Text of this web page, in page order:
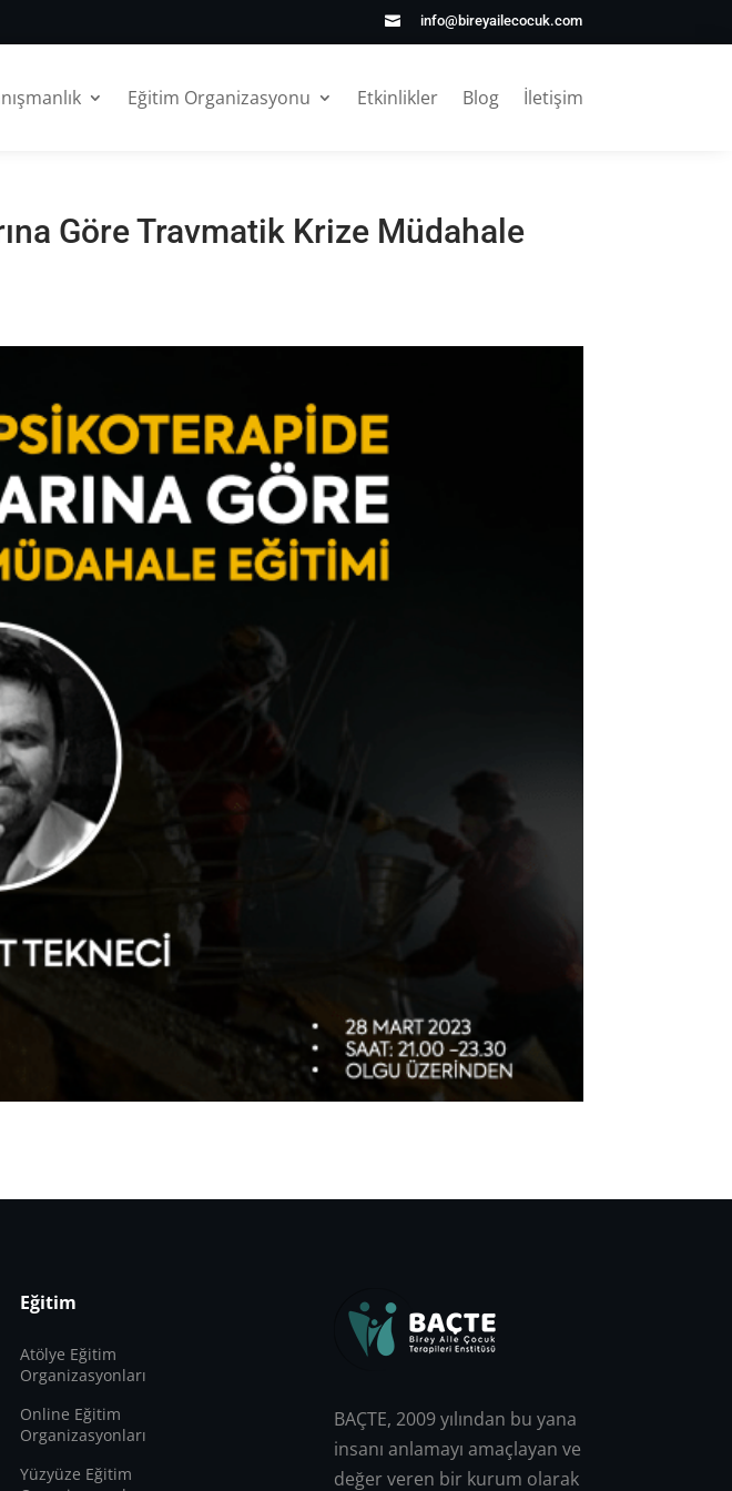
 info@bireyailecocuk.com
Eğitim Organizasyonu Etkinlikler Blog İletişim
Göre Travmatik Krize Müdahale
Eğitim
Atölye Eğitim
Organizasyonları
Online Eğitim
Organizasyonları
Yüzyüze Eğitim
BAÇTE, 2009 yılından bu yana
insanı anlamayı amaçlayan ve
değer veren bir kurum olarak